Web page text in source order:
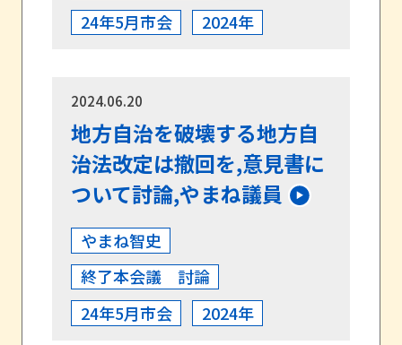
24年5月市会
2024年
2024.06.20
地方自治を破壊する地方自
治法改定は撤回を,意見書に
ついて討論,やまね議員
やまね智史
終了本会議 討論
24年5月市会
2024年